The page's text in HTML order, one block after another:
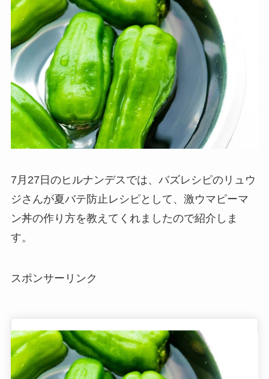
7月27日のヒルナンデスでは、バズレシピのリュウ
ジさんが夏バテ防止レシピとして、激ウマピーマ
ン丼の作り方を教えてくれましたので紹介しま
す。
スポンサーリンク